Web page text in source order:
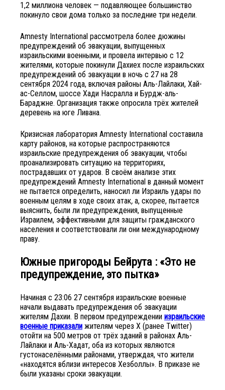
1,2 миллиона человек — подавляющее большинство
покинуло свои дома только за последние три недели.
Amnesty International рассмотрела более дюжины
предупреждений об эвакуации, выпущенных
израильскими военными, и провела интервью с 12
жителями, которые покинули Дахиех после израильских
предупреждений об эвакуации в ночь с 27 на 28
сентября 2024 года, включая районы Аль-Лайлаки, Хай-
ас-Селлом, шоссе Хади Насралла и Бурдж-аль-
Бараджне. Организация также опросила трёх жителей
деревень на юге Ливана.
Кризисная лаборатория Amnesty International составила
карту районов, на которые распространяются
израильские предупреждения об эвакуации, чтобы
проанализировать ситуацию на территориях,
пострадавших от ударов. В своём анализе этих
предупреждений Amnesty International в данный момент
не пытается определить, наносил ли Израиль удары по
военным целям в ходе своих атак, а, скорее, пытается
выяснить, были ли предупреждения, выпущенные
Израилем, эффективными для защиты гражданского
населения и соответствовали ли они международному
праву.
Южные пригороды Бейрута : «Это не
предупреждение, это пытка»
Начиная с 23:06 27 сентября израильские военные
начали выдавать предупреждения об эвакуации
жителям Дахии. В первом предупреждении израильские
военные приказали жителям через X (ранее Twitter)
отойти на 500 метров от трёх зданий в районах Аль-
Лайлаки и Аль-Хадат, оба из которых являются
густонаселёнными районами, утверждая, что жители
«находятся вблизи интересов Хезболлы». В приказе не
были указаны сроки эвакуации.